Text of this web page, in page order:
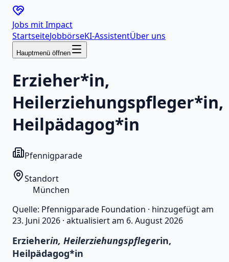
Jobs mitImpact
StartseiteJobbörseKI-AssistentÜber uns
Hauptmenü öffnen
Erzieher*in,
Heilerziehungspfleger*in,
Heilpädagog*in
Pfennigparade
Standort
München
Quelle: Pfennigparade Foundation · hinzugefügt am
23. Juni 2026 · aktualisiert am 6. August 2026
Erzieherin, Heilerziehungspflegerin,
Heilpädagog*in